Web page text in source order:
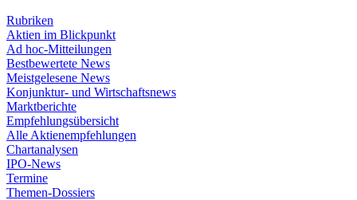
Rubriken
Aktien im Blickpunkt
Ad hoc-Mitteilungen
Bestbewertete News
Meistgelesene News
Konjunktur- und Wirtschaftsnews
Marktberichte
Empfehlungsübersicht
Alle Aktienempfehlungen
Chartanalysen
IPO-News
Termine
Themen-Dossiers